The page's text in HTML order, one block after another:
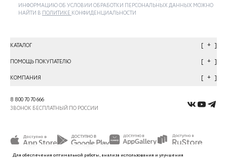
ИНФОРМАЦИЮ ОБ УСЛОВИИ ОБРАБОТКИ ПЕРСОНАЛЬНЫХ ДАННЫХ МОЖНО
НАЙТИ В ПОЛИТИКЕ КОНФИДЕНЦИАЛЬНОСТИ
КАТАЛОГ +
ПОМОЩЬ ПОКУПАТЕЛЮ +
КОМПАНИЯ +
8 800 70 70 666
ЗВОНОК БЕСПЛАТНЫЙ ПО РОССИИ
Для обеспечения оптимальной работы, анализа использования и улучшения